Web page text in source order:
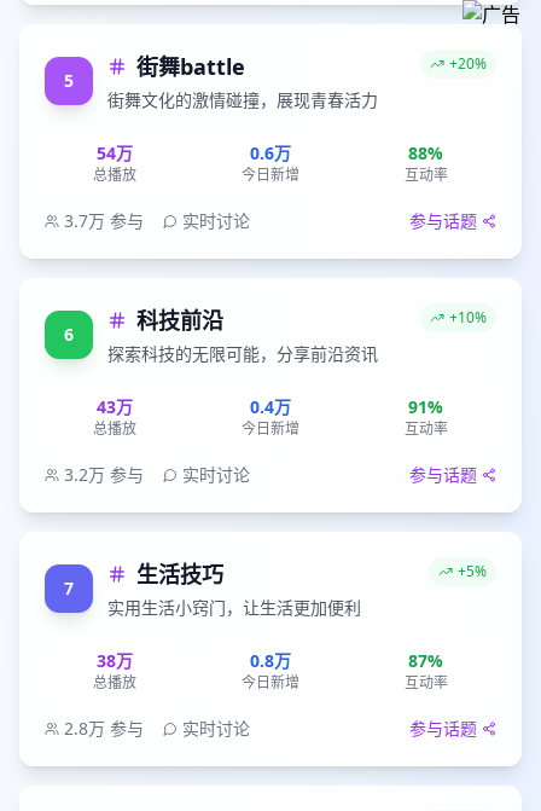
5 街舞battle
街舞文化的激情碰撞，展现青春活力
+20%
54万
总播放
0.6万
今日新增
88%
互动率
3.7万 参与 实时讨论 参与话题
6 科技前沿
探索科技的无限可能，分享前沿资讯
+10%
43万
总播放
0.4万
今日新增
91%
互动率
3.2万 参与 实时讨论 参与话题
7 生活技巧
实用生活小窍门，让生活更加便利
+5%
38万
总播放
0.8万
今日新增
87%
互动率
2.8万 参与 实时讨论 参与话题